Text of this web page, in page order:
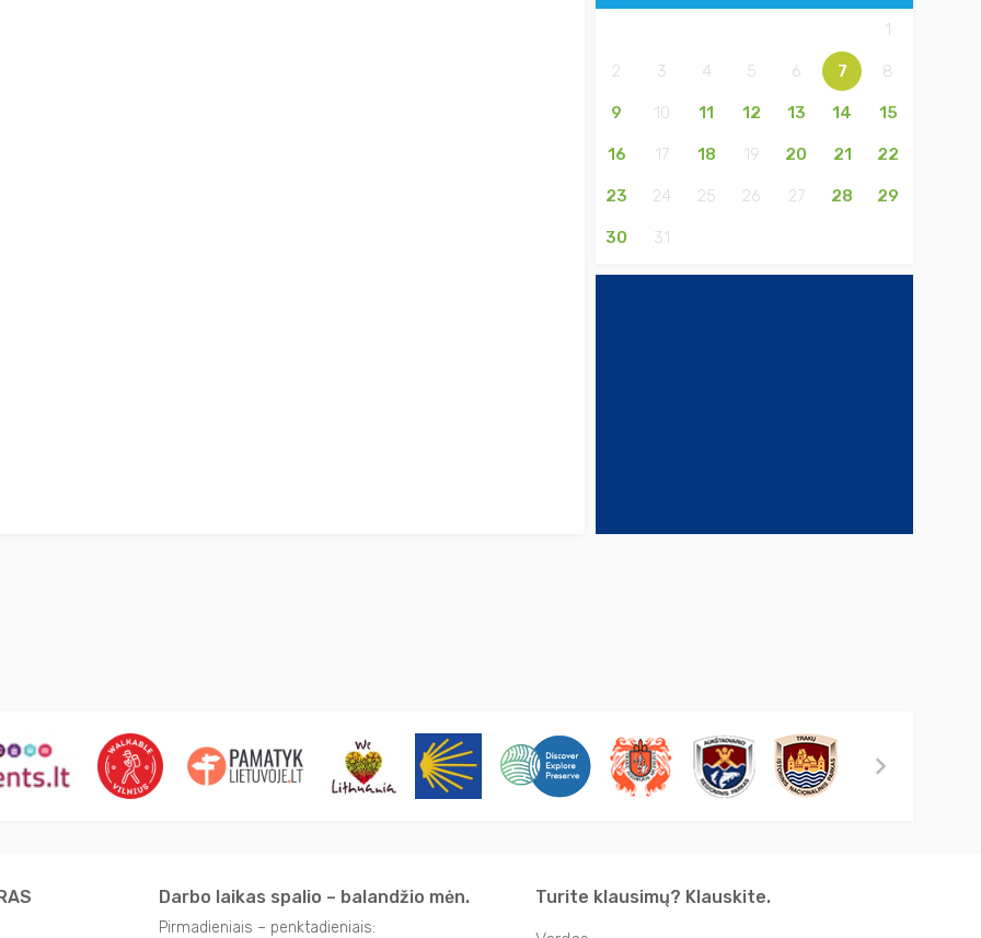
1
2 3 4 5 6 7 8
9 10 11 12 13 14 15
16 17 18 19 20 21 22
23 24 25 26 27 28 29
30 31
Darbo laikas spalio – balandžio mėn.
Pirmadieniais – penktadieniais:
Turite klausimų? Klauskite.